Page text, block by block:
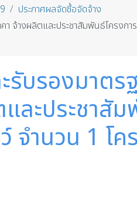
ประกาศผลจัดซื้อจัดจ้าง
จ้างผลิตและประชาสัมพันธ์โครง
บรองมาต
และประชา
จำนวน 1 โ